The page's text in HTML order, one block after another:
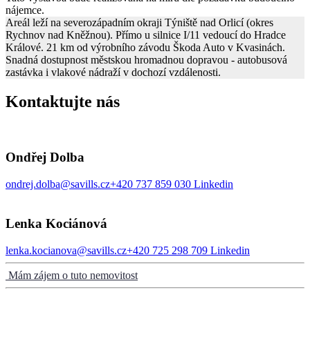
nájemce.
Areál leží na severozápadním okraji Týniště nad Orlicí (okres
Rychnov nad Kněžnou). Přímo u silnice I/11 vedoucí do Hradce
Králové. 21 km od výrobního závodu Škoda Auto v Kvasinách.
Snadná dostupnost městskou hromadnou dopravou - autobusová
zastávka i vlakové nádraží v dochozí vzdálenosti.
Kontaktujte nás
Ondřej Dolba
ondrej.dolba@savills.cz+420 737 859 030 Linkedin
Lenka Kociánová
lenka.kocianova@savills.cz+420 725 298 709 Linkedin
Mám zájem o tuto nemovitost